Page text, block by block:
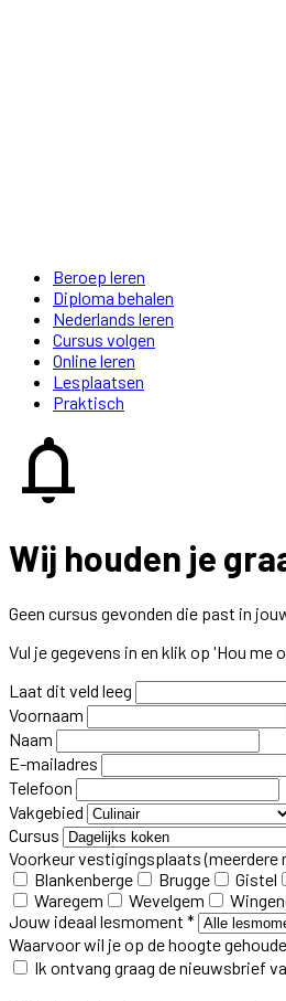
Beroep leren
Diploma behalen
Nederlands leren
Cursus volgen
Online leren
Lesplaatsen
Praktisch
notifications
Wij houden je
Geen cursus gevonden die past in
Vul je gegevens in en klik op 'Hou
Laat dit veld leeg
Voornaam
Naam
E-mailadres
Telefoon
Vakgebied
Cursus
Voorkeur vestigingsplaats(meerdere
Blankenberge
Brugge Gistel
Waregem
Wevelgem
Jouw ideaal lesmoment *
Waarvoor wil je op de hoogte
Ik ontvang graag de nieuwsbrief